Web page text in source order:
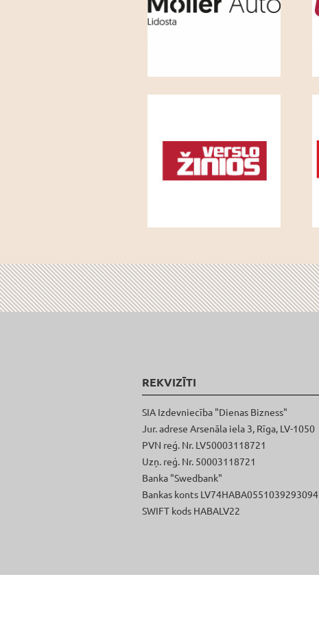
REKVIZĪTI
SIA Izdevniecība "Dienas Bizness"
Jur. adrese Arsenāla iela 3, Rīga, LV-1050
PVN reģ. Nr. LV50003118721
Uzņ. reģ. Nr. 50003118721
Banka "Swedbank"
Bankas konts LV74HABA0551039293094
SWIFT kods HABALV22